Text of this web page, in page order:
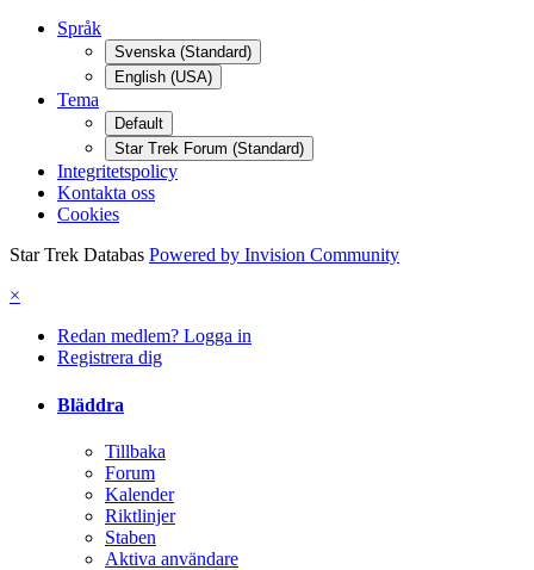
Språk
Svenska (Standard)
English (USA)
Tema
Default
Star Trek Forum (Standard)
Integritetspolicy
Kontakta oss
Cookies
Star Trek Databas Powered by Invision Community
×
Redan medlem? Logga in
Registrera dig
Bläddra
Tillbaka
Forum
Kalender
Riktlinjer
Staben
Aktiva användare